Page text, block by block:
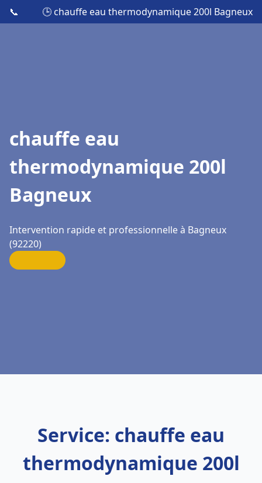
📞 🕒 chauffe eau thermodynamique 200l Bagneux
chauffe eau
thermodynamique 200l
Bagneux
Intervention rapide et professionnelle à Bagneux
(92220)
Service: chauffe eau
thermodynamique 200l